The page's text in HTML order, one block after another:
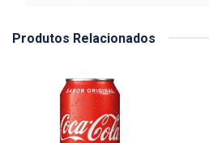
Produtos Relacionados